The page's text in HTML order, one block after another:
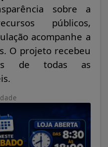
sobre a
públicos,
acompanhe a
O projeto recebeu
de todas as